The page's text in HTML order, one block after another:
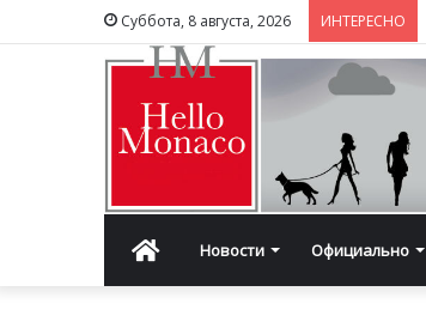
Суббота, 8 августа, 2026 ИНТЕРЕСНО
ГлавнаяНовости Официально